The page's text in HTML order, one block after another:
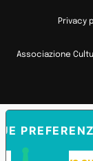
Associazione
Privacy